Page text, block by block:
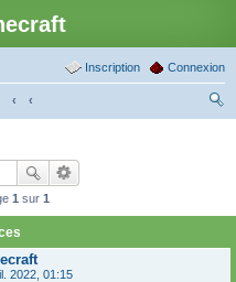
Connexion
Inscription
1 sur 1
2022, 01:15